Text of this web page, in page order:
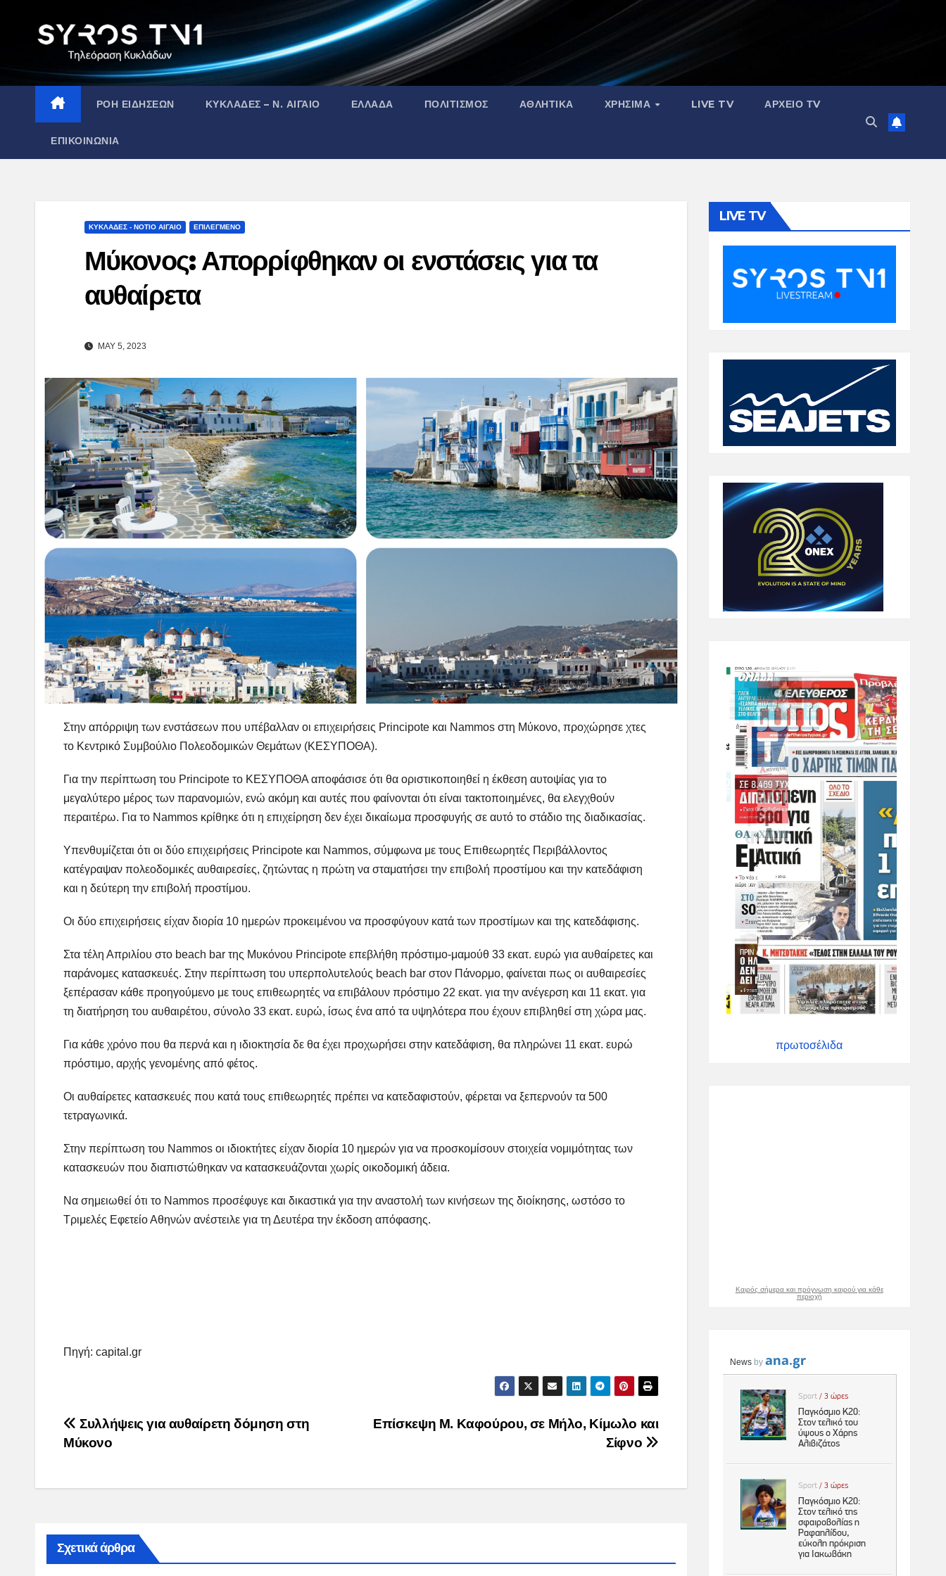
ΡΟΗ ΕΙΔΗΣΕΩΝ ΚΥΚΛΑΔΕΣ – Ν. ΑΙΓΑΙΟ ΕΛΛΑΔΑ ΠΟΛΙΤΙΣΜΟΣ ΑΘΛΗΤΙΚΑ ΧΡΗΣΙΜΑ LIVE TV ΑΡΧΕΙΟ ΤV
ΕΠΙΚΟΙΝΩΝΙΑ
ΚΥΚΛΑΔΕΣ - ΝΟΤΙΟ ΑΙΓΑΙΟ ΕΠΙΛΕΓΜΕΝΟ
Μύκονος: Απορρίφθηκαν οι ενστάσεις για τα
αυθαίρετα
MAY 5, 2023
Στην απόρριψη των ενστάσεων που υπέβαλλαν οι επιχειρήσεις Principote και Nammos στη Μύκονο, προχώρησε χτες
το Κεντρικό Συμβούλιο Πολεοδομικών Θεμάτων (ΚΕΣΥΠΟΘΑ).
Για την περίπτωση του Principote το ΚΕΣΥΠΟΘΑ αποφάσισε ότι θα οριστικοποιηθεί η έκθεση αυτοψίας για το
μεγαλύτερο μέρος των παρανομιών, ενώ ακόμη και αυτές που φαίνονται ότι είναι τακτοποιημένες, θα ελεγχθούν
περαιτέρω. Για το Nammos κρίθηκε ότι η επιχείρηση δεν έχει δικαίωμα προσφυγής σε αυτό το στάδιο της διαδικασίας.
Υπενθυμίζεται ότι οι δύο επιχειρήσεις Principote και Nammos, σύμφωνα με τους Επιθεωρητές Περιβάλλοντος
κατέγραψαν πολεοδομικές αυθαιρεσίες, ζητώντας η πρώτη να σταματήσει την επιβολή προστίμου και την κατεδάφιση
και η δεύτερη την επιβολή προστίμου.
Οι δύο επιχειρήσεις είχαν διορία 10 ημερών προκειμένου να προσφύγουν κατά των προστίμων και της κατεδάφισης.
Στα τέλη Απριλίου στο beach bar της Μυκόνου Principote επεβλήθη πρόστιμο-μαμούθ 33 εκατ. ευρώ για αυθαίρετες και
παράνομες κατασκευές. Στην περίπτωση του υπερπολυτελούς beach bar στον Πάνορμο, φαίνεται πως οι αυθαιρεσίες
ξεπέρασαν κάθε προηγούμενο με τους επιθεωρητές να επιβάλουν πρόστιμο 22 εκατ. για την ανέγερση και 11 εκατ. για
τη διατήρηση του αυθαιρέτου, σύνολο 33 εκατ. ευρώ, ίσως ένα από τα υψηλότερα που έχουν επιβληθεί στη χώρα μας.
Για κάθε χρόνο που θα περνά και η ιδιοκτησία δε θα έχει προχωρήσει στην κατεδάφιση, θα πληρώνει 11 εκατ. ευρώ
πρόστιμο, αρχής γενομένης από φέτος.
Οι αυθαίρετες κατασκευές που κατά τους επιθεωρητές πρέπει να κατεδαφιστούν, φέρεται να ξεπερνούν τα 500
τετραγωνικά.
Στην περίπτωση του Nammos οι ιδιοκτήτες είχαν διορία 10 ημερών για να προσκομίσουν στοιχεία νομιμότητας των
κατασκευών που διαπιστώθηκαν να κατασκευάζονται χωρίς οικοδομική άδεια.
Να σημειωθεί ότι το Nammos προσέφυγε και δικαστικά για την αναστολή των κινήσεων της διοίκησης, ωστόσο το
Τριμελές Εφετείο Αθηνών ανέστειλε για τη Δευτέρα την έκδοση απόφασης.
Πηγή: capital.gr
Post
Επίσκεψη Μ. Καφούρου, σε Μήλο, Κίμωλο και
Σίφνο
Συλλήψεις για αυθαίρετη δόμηση στη
Μύκονο
Σχετικά άρθρα
LIVE TV
πρωτοσέλιδα
Καιρός σήμερα και πρόγνωση καιρού για κάθε
περιοχή